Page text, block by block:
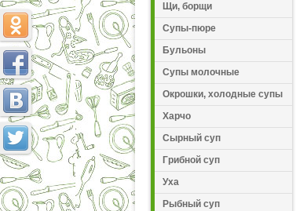
Щи, борщи
Супы-пюре
Бульоны
Супы молочные
Окрошки, холодные супы
Харчо
Сырный суп
Грибной суп
Уха
Рыбный суп